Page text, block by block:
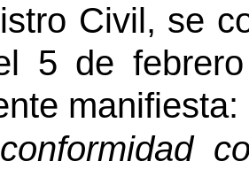
Civil, se
5 de
manifiesta: